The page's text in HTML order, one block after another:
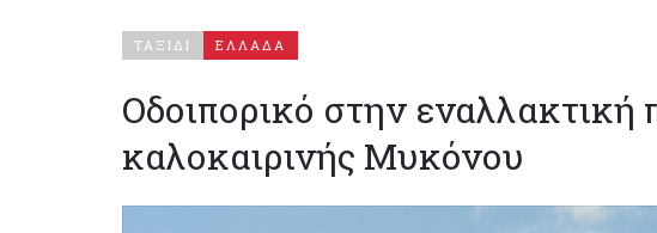
ΤΑΞΙΔΙ ΕΛΛΑΔΑ
Οδοιπορικό στην εναλλακτική
καλοκαιρινής Μυκόνου